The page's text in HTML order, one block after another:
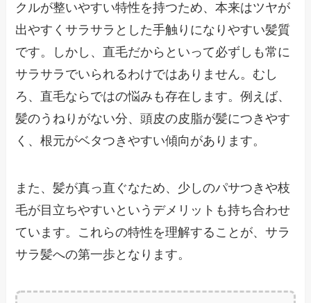
クルが整いやすい特性を持つため、本来はツヤが
出やすくサラサラとした手触りになりやすい髪質
です。しかし、直毛だからといって必ずしも常に
サラサラでいられるわけではありません。むし
ろ、直毛ならではの悩みも存在します。例えば、
髪のうねりがない分、頭皮の皮脂が髪につきやす
く、根元がベタつきやすい傾向があります。
また、髪が真っ直ぐなため、少しのパサつきや枝
毛が目立ちやすいというデメリットも持ち合わせ
ています。これらの特性を理解することが、サラ
サラ髪への第一歩となります。